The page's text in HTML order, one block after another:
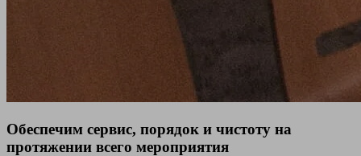
Обеспечим сервис, порядок и чистоту на
протяжении всего мероприятия